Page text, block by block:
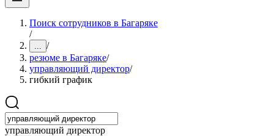
Поиск сотрудников в Багаряке
/
... /
резюме в Багаряке/
управляющий директор/
гибкий график
управляющий директор